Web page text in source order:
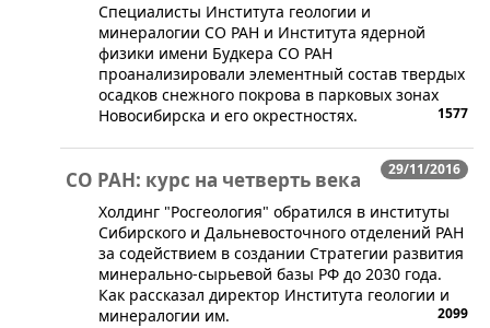
​Специалисты Института геологии и
минералогии СО РАН и Института ядерной
физики имени Будкера СО РАН
проанализировали элементный состав твердых
осадков снежного покрова в парковых зонах
Новосибирска и его окрестностях.
1577
29/11/2016
СО РАН: курс на четверть века
​Холдинг "Росгеология" обратился в институты
Сибирского и Дальневосточного отделений РАН
за содействием в создании Стратегии развития
минерально-сырьевой базы РФ до 2030 года.
Как рассказал директор Института геологии и
минералогии им.
2099